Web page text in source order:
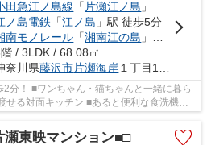
田急江ノ島線 「 片瀬江ノ島 」駅 徒歩5分
ノ島電鉄 「江ノ島 」駅 徒歩5分
南モノレール 「湘南江の島 」駅 徒歩7分
/ 3LDK / 68.08㎡
奈川県藤沢市片瀬海岸 １丁目11-20
分！ ■ワンちゃん・猫ちゃんと一緒に暮ら
せる対面キッチン ■あると便利な食洗機、
瀬東映マンション■□